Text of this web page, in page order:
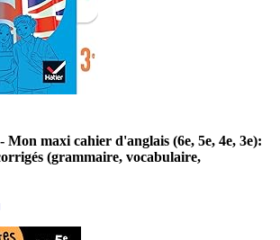
Mon maxi cahier d'anglais (6e, 5e, 4e, 3e):
(grammaire, vocabulaire,